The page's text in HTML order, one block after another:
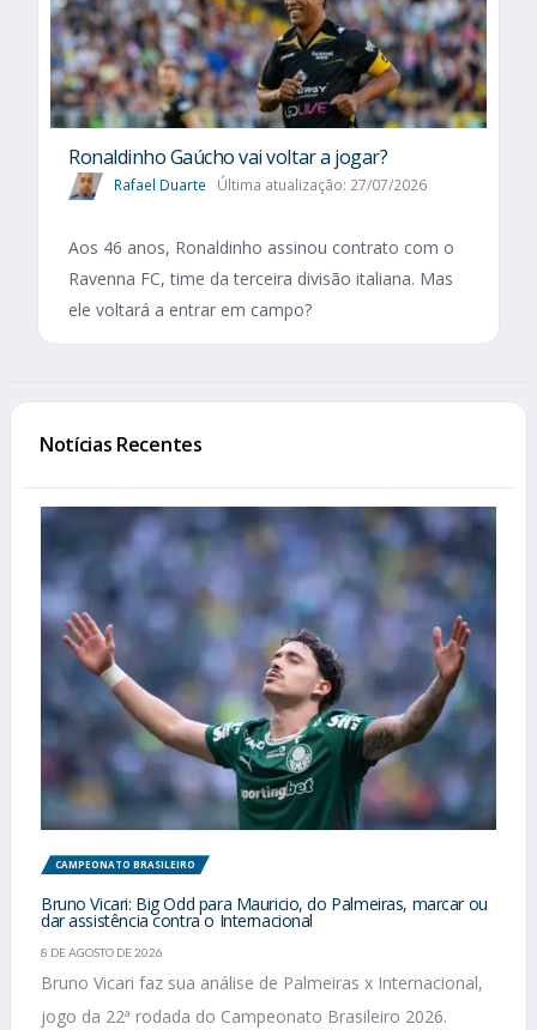
Ronaldinho Gaúcho vai voltar a jogar?
Rafael Duarte Última atualização: 27/07/2026
Aos 46 anos, Ronaldinho assinou contrato com o
Ravenna FC, time da terceira divisão italiana. Mas
ele voltará a entrar em campo?
Notícias Recentes
CAMPEONATO BRASILEIRO
Bruno Vicari: Big Odd para Mauricio, do Palmeiras, marcar ou
dar assistência contra o Internacional
8 DE AGOSTO DE 2026
Bruno Vicari faz sua análise de Palmeiras x Internacional,
jogo da 22ª rodada do Campeonato Brasileiro 2026.